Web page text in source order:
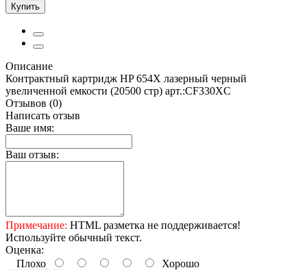
Купить
Описание
Контрактный картридж HP 654X лазерный черный
увеличенной емкости (20500 стр) арт.:CF330XC
Отзывов (0)
Написать отзыв
Ваше имя:
Ваш отзыв:
Примечание: HTML разметка не поддерживается!
Используйте обычный текст.
Оценка:
Плохо
Хорошо